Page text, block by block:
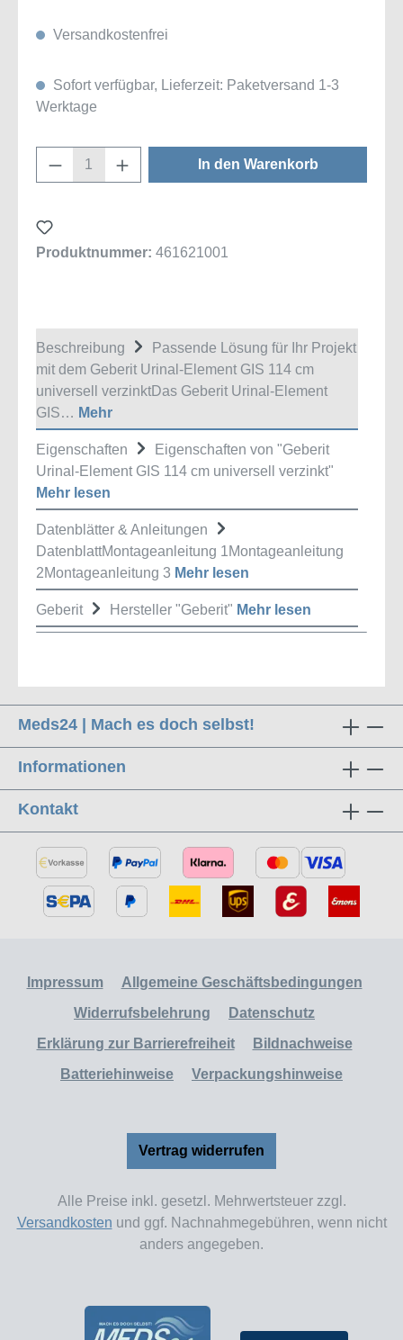
Versandkostenfrei
Sofort verfügbar, Lieferzeit: Paketversand 1-3
Werktage
Produkt Anzahl: Gib den gewünschten
In den Warenkorb
Produktnummer: 461621001
Beschreibung
Passende Lösung für Ihr Projekt
mit dem Geberit Urinal-Element GIS 114 cm
universell verzinktDas Geberit Urinal-Element
GIS… Mehr
Eigenschaften
Eigenschaften von "Geberit
Urinal-Element GIS 114 cm universell verzinkt"
Mehr lesen
Datenblätter & Anleitungen
DatenblattMontageanleitung 1Montageanleitung
2Montageanleitung 3 Mehr lesen
Geberit Hersteller "Geberit" Mehr lesen
Meds24 | Mach es doch selbst!
Informationen
Kontakt
Impressum
Allgemeine Geschäftsbedingungen
Widerrufsbelehrung
Datenschutz
Erklärung zur Barrierefreiheit
Bildnachweise
Batteriehinweise
Verpackungshinweise
Vertrag widerrufen
Alle Preise inkl. gesetzl. Mehrwertsteuer zzgl.
Versandkosten und ggf. Nachnahmegebühren, wenn nicht
anders angegeben.